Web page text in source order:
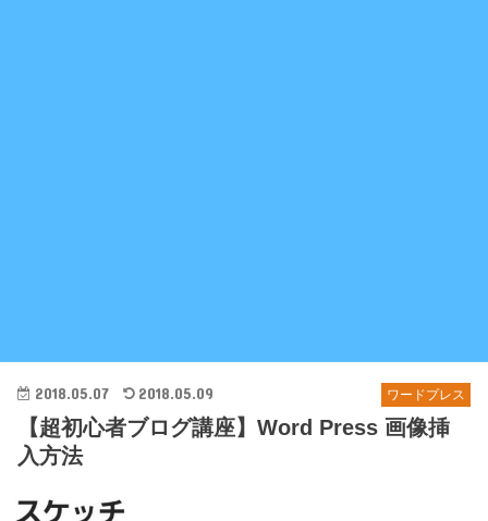
ワードプレス
2018.05.07 2018.05.09
【超初心者ブログ講座】Word Press 画像挿
入方法